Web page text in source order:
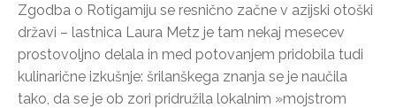
Zgodba o Rotigamiju se resnično začne v azijski otoški
državi – lastnica Laura Metz je tam nekaj mesecev
prostovoljno delala in med potovanjem pridobila tudi
kulinarične izkušnje: šrilanškega znanja se je naučila
tako, da se je ob zori pridružila lokalnim »mojstrom